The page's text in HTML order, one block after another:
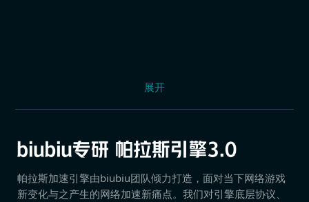
展开
帕拉斯加速引擎由biubiu团队倾力打造，面对当下网络游戏
新变化与之产生的网络加速新痛点。我们对引擎底层协议、